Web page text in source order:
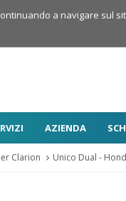
AZIENDA
Clarion Unico Dual -
a navigare sul